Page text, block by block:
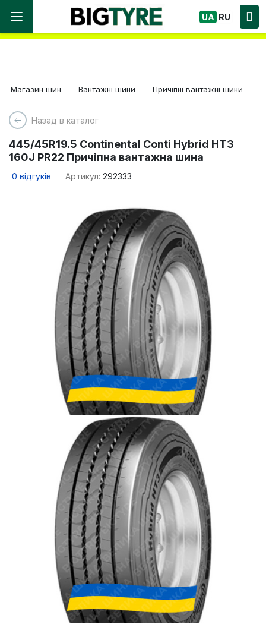
Ми працюємо! Великий вибір Шин, швидка
доставка по Україні!
UA RU
Магазин шин Вантажні шини Причіпні вантажні шини
Назад в каталог
445/45R19.5 Continental Conti Hybrid HT3
160J PR22 Причіпна вантажна шина
0 відгуків Артикул: 292333